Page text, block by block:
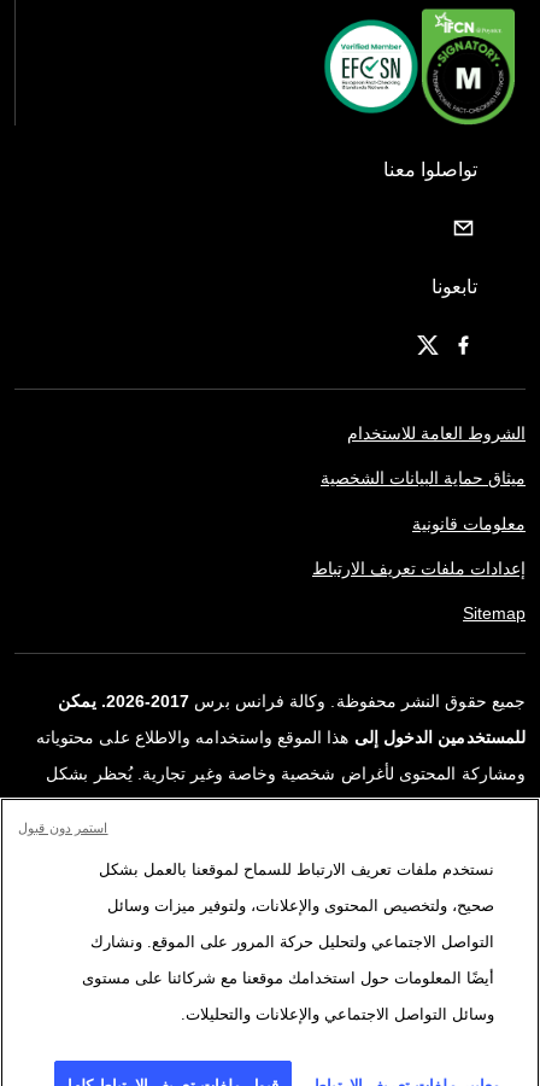
تواصلوا معنا
تابعونا
الشروط العامة للاستخدام
ميثاق حماية البيانات الشخصية
معلومات قانونية
إعدادات ملفات تعريف الارتباط
Sitemap
جميع حقوق النشر محفوظة. وكالة فرانس برس
2017-2026. يمكن
للمستخدمين الدخول إلى هذا الموقع واستخدامه والاطلاع على محتوياته
ومشاركة المحتوى لأغراض شخصية وخاصة وغير تجارية. يُحظر بشكل
ترخيص محددة موقعة مع وكالة فرانس برس. المواد والروابط الواردة في
التقارير، والتي لم تنتجها وكالة فرانس برس، مستخدمة فقط وبالقدر
اللازم كعناصر إثبات لمحتوى هذه التقارير. لم تحصل فرانس برس على أي
حقوق من المؤلفين أو مالكي حقوق النشر لهذا المحتوى ولا تتحمّل أي
مسؤوليّة في هذا الصدد. وكالة فرانس برس وشعارها علامتان تجاريتان
نستخدم ملفات تعريف الارتباط للسماح لموقعنا بالعمل بشكل
صحيح، ولتخصيص المحتوى والإعلانات، ولتوفير ميزات وسائل
التواصل الاجتماعي ولتحليل حركة المرور على الموقع. ونشارك
أيضًا المعلومات حول استخدامك موقعنا مع شركائنا على مستوى
وسائل التواصل الاجتماعي والإعلانات والتحليلات.
استمر دون قبول